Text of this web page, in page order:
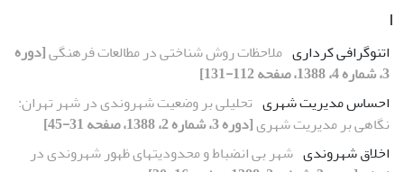
ا
اتنوگرافی کرداری ملاحظات روش شناختی در مطالعات فرهنگی[دوره
3، شماره 4، 1388، صفحه 112-131]
احساس مدیریت شهری تحلیلی بر وضعیت شهروندی در شهر تهران:
نگاهی بر مدیریت شهری[دوره 3، شماره 2، 1388، صفحه 31-45]
اخلاق شهروندی شهر بی انضباط و محدودیتهای ظهور شهروندی در